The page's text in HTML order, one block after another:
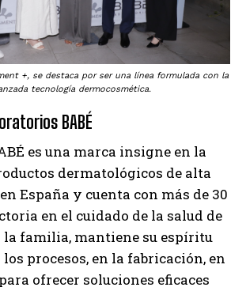
+, se destaca por ser una línea formulada con la
tecnología dermocosmética.
BABÉ
es una marca insigne en la
dermatológicos de alta
España y cuenta con más de 30
en el cuidado de la salud de
la familia, mantiene su espíritu
procesos, en la fabricación, en
ofrecer soluciones eficaces